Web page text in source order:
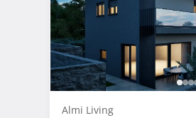
Almi Living